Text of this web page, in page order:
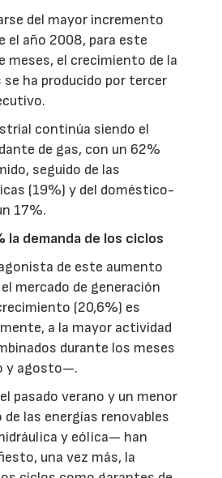
del mayor incremento
el año 2008, para este
meses, el crecimiento de la
se ha producido por tercer
continúa siendo el
de gas, con un 62%
seguido de las
(19%) y del doméstico-
17%.
la demanda de los ciclos
de este aumento
mercado de generación
(20,6%) es
a la mayor actividad
durante los meses
y agosto—.
pasado verano y un menor
las energías renovables
y eólica— han
una vez más, la